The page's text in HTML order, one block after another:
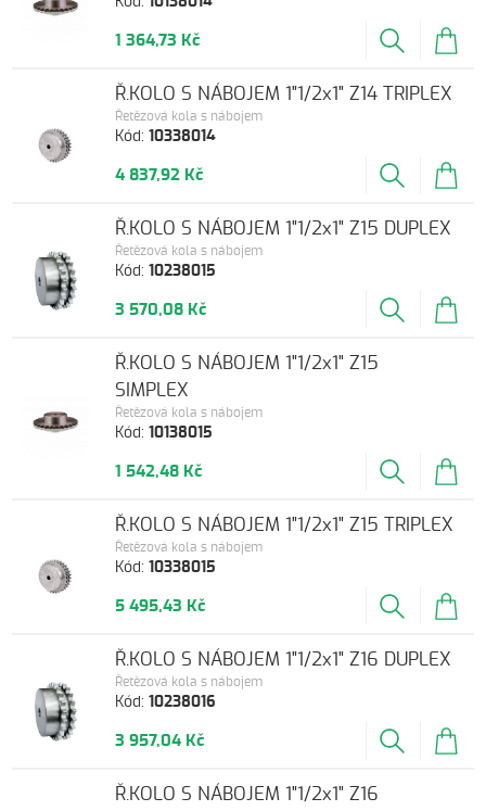
1 364,73 Kč
Kód:10338014
Řetězová kola s nábojem
Ř.KOLO S NÁBOJEM 1"1/2x1" Z14 TRIPLEX
4 837,92 Kč
Kód:10238015
Řetězová kola s nábojem
Ř.KOLO S NÁBOJEM 1"1/2x1" Z15 DUPLEX
3 570,08 Kč
Kód:10138015
Řetězová kola s nábojem
Ř.KOLO S NÁBOJEM 1"1/2x1" Z15
SIMPLEX
1 542,48 Kč
Kód:10338015
Řetězová kola s nábojem
Ř.KOLO S NÁBOJEM 1"1/2x1" Z15 TRIPLEX
5 495,43 Kč
Kód:10238016
Řetězová kola s nábojem
Ř.KOLO S NÁBOJEM 1"1/2x1" Z16 DUPLEX
3 957,04 Kč
Ř.KOLO S NÁBOJEM 1"1/2x1" Z16